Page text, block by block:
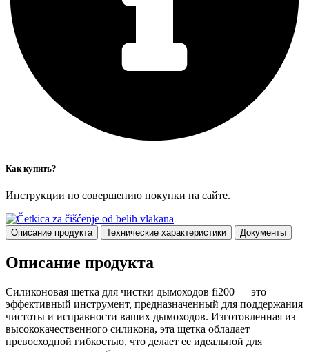
Как купить?
Инструкции по совершению покупки на сайте.
Описание продукта Технические характеристики Документы
Описание продукта
Силиконовая щетка для чистки дымоходов fi200 — это
эффективный инструмент, предназначенный для поддержания
чистоты и исправности ваших дымоходов. Изготовленная из
высококачественного силикона, эта щетка обладает
превосходной гибкостью, что делает ее идеальной для